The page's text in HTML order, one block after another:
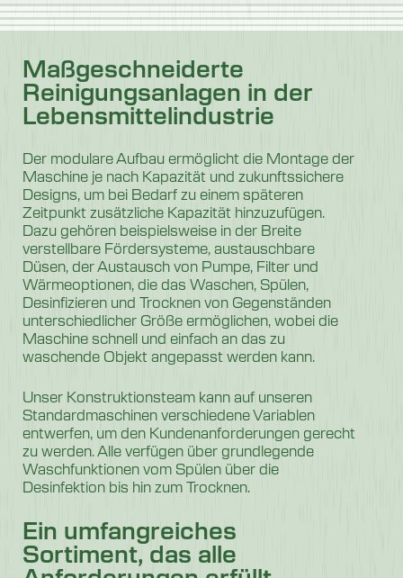
Maßgeschneiderte
Reinigungsanlagen in der
Lebensmittelindustrie
Der modulare Aufbau ermöglicht die Montage der
Maschine je nach Kapazität und zukunftssichere
Designs, um bei Bedarf zu einem späteren
Zeitpunkt zusätzliche Kapazität hinzuzufügen.
Dazu gehören beispielsweise in der Breite
verstellbare Fördersysteme, austauschbare
Düsen, der Austausch von Pumpe, Filter und
Wärmeoptionen, die das Waschen, Spülen,
Desinfizieren und Trocknen von Gegenständen
unterschiedlicher Größe ermöglichen, wobei die
Maschine schnell und einfach an das zu
waschende Objekt angepasst werden kann.
Unser Konstruktionsteam kann auf unseren
Standardmaschinen verschiedene Variablen
entwerfen, um den Kundenanforderungen gerecht
zu werden. Alle verfügen über grundlegende
Waschfunktionen vom Spülen über die
Desinfektion bis hin zum Trocknen.
Ein umfangreiches
Sortiment, das alle